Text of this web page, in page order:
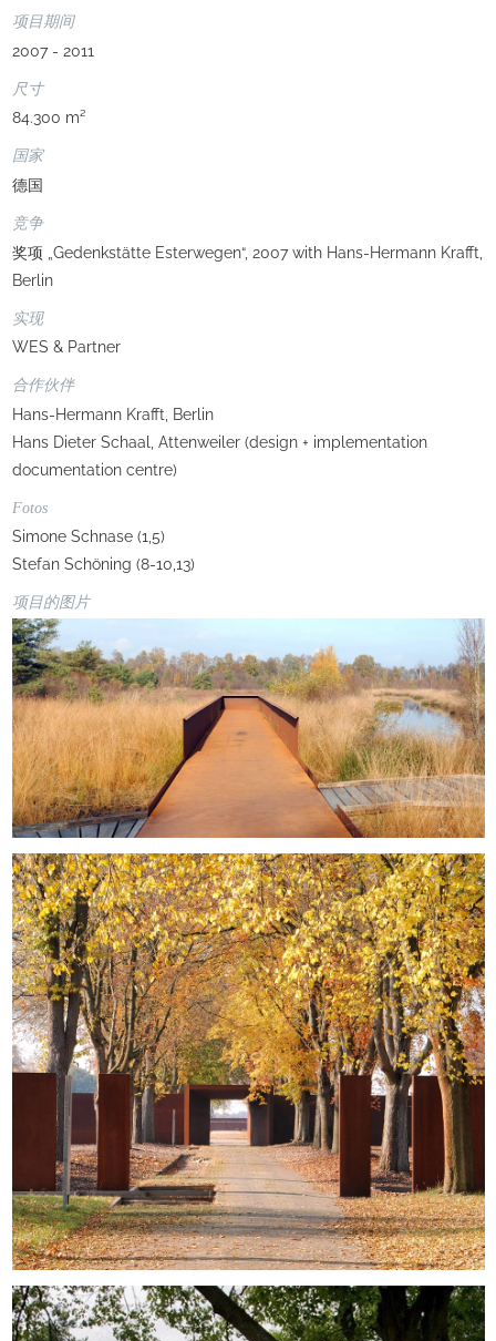
项目期间
2007 - 2011
尺寸
84.300 m²
国家
德国
竞争
奖项 „Gedenkstätte Esterwegen“, 2007 with Hans-Hermann Krafft,
Berlin
实现
WES & Partner
合作伙伴
Hans-Hermann Krafft, Berlin
Hans Dieter Schaal, Attenweiler (design + implementation
documentation centre)
Fotos
Simone Schnase (1,5)
Stefan Schöning (8-10,13)
项目的图片